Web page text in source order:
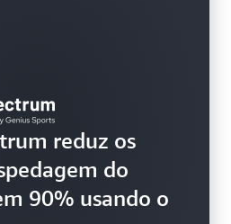
reduz os
do
90% usando o